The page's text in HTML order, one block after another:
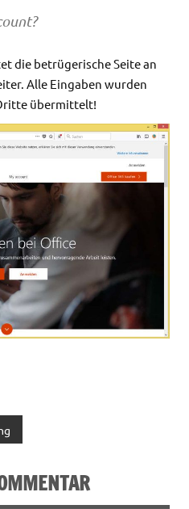
die betrügerische Seite an
Alle Eingaben wurden
übermittelt!